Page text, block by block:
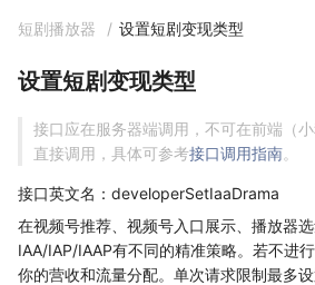
短剧播放器 / 设置短剧变现类型
设置短剧变现类型
接口应在服务器端调用，不可在前端（小
直接调用，具体可参考接口调用指南。
接口英文名：developerSetIaaDrama
在视频号推荐、视频号入口展示、播放器
IAA/IAP/IAAP有不同的精准策略。若不进
你的营收和流量分配。单次请求限制最多设